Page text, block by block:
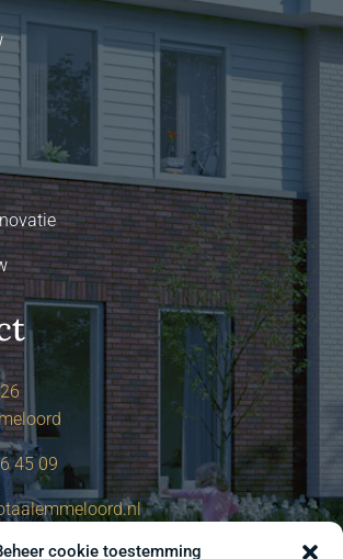
cookie toestemming
45 09